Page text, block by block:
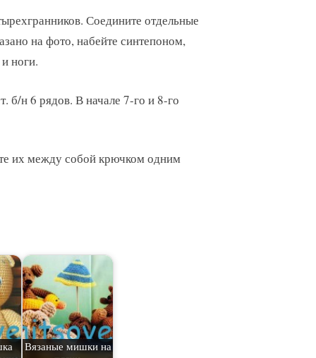
Соедините отдельные
на фото, набейте синтепоном,
ноги.
б/н 6 рядов. В начале 7-го и 8-го
их между собой крючком одним
Вязаные мишки на